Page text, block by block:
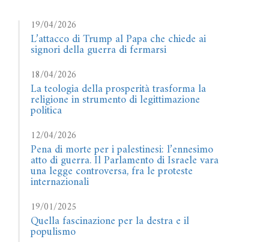
19/04/2026
L’attacco di Trump al Papa che chiede ai
signori della guerra di fermarsi
18/04/2026
La teologia della prosperità trasforma la
religione in strumento di legittimazione
politica
12/04/2026
Pena di morte per i palestinesi: l’ennesimo
atto di guerra. Il Parlamento di Israele vara
una legge controversa, fra le proteste
internazionali
19/01/2025
Quella fascinazione per la destra e il
populismo